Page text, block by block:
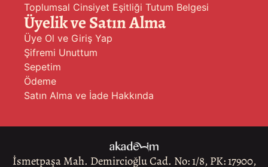
Toplumsal Cinsiyet Eşitliği Tutum Belgesi
Üyelik ve Satın Alma
Üye Ol ve Giriş Yap
Şifremi Unuttum
Sepetim
Ödeme
Satın Alma ve İade Hakkında
İsmetpaşa Mah. Demircioğlu Cad. No: 1/8, PK: 17900,